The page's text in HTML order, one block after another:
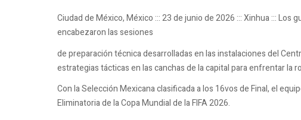
Ciudad de México, México ::: 23 de junio de 2026 ::: Xinhua ::: Los
encabezaron las sesiones
de preparación técnica desarrolladas en las instalaciones del
estrategias tácticas en las canchas de la capital para enfrentar la
Con la Selección Mexicana clasificada a los 16vos de Final, el
Eliminatoria de la Copa Mundial de la FIFA 2026.